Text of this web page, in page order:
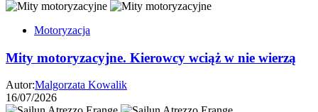
Motoryzacja
Mity motoryzacyjne. Kierowcy wciąż w nie wierzą
Autor:Malgorzata Kowalik
16/07/2026